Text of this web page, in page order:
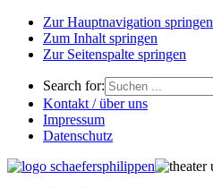
Zur Hauptnavigation springen
Zum Inhalt springen
Zur Seitenspalte springen
Search for:
Kontakt / über uns
Impressum
Datenschutz